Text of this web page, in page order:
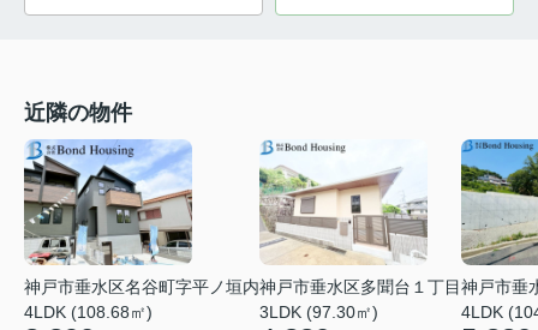
近隣の物件
神戸市垂水区名谷町字平ノ垣内
4LDK (108.68㎡)
神戸市垂水区多聞台１丁目
3LDK (97.30㎡)
神戸市垂
4LDK